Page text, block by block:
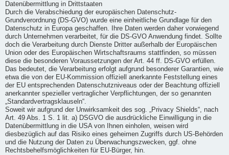
Datenübermittlung in Drittstaaten
Durch die Verabschiedung der europäischen Datenschutz-
Grundverordnung (DS-GVO) wurde eine einheitliche Grundlage für den
Datenschutz in Europa geschaffen. Ihre Daten werden daher vorwiegend
durch Unternehmen verarbeitet, für die DS-GVO Anwendung findet. Sollte
doch die Verarbeitung durch Dienste Dritter außerhalb der Europäischen
Union oder des Europäischen Wirtschaftsraums stattfinden, so müssen
diese die besonderen Voraussetzungen der Art. 44 ff. DS-GVO erfüllen.
Das bedeutet, die Verarbeitung erfolgt aufgrund besonderer Garantien, wie
etwa die von der EU-Kommission offiziell anerkannte Feststellung eines
der EU entsprechenden Datenschutzniveaus oder der Beachtung offiziell
anerkannter spezieller vertraglicher Verpflichtungen, der so genannten
„Standardvertragsklauseln“.
Soweit wir aufgrund der Unwirksamkeit des sog. „Privacy Shields“, nach
Art. 49 Abs. 1 S. 1 lit. a) DSGVO die ausdrückliche Einwilligung in die
Datenübermittlung in die USA von Ihnen einholen, weisen wird
diesbezüglich auf das Risiko eines geheimen Zugriffs durch US-Behörden
und die Nutzung der Daten zu Überwachungszwecken, ggf. ohne
Rechtsbehelfsmöglichkeiten für EU-Bürger, hin.